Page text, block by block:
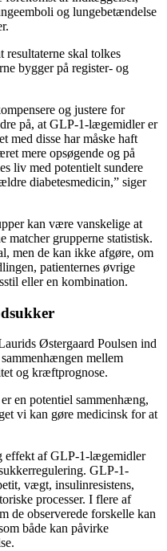
og lungebetændelse
resultaterne skal tolkes
bygger på register- og
og justere for
på, at GLP-1-lægemidler er
med disse har måske haft
mere opsøgende og på
liv med potentielt sundere
diabetesmedicin,” siger
kan være vanskelige at
matcher grupperne statistisk.
men de kan ikke afgøre, om
patienternes øvrige
eller en kombination.
Østergaard Poulsen ind
mellem
og kræftprognose.
en potentiel sammenhæng,
vi kan gøre medicinsk for at
effekt af GLP-1-lægemidler
GLP-1-
vægt, insulinresistens,
processer. I flere af
de observerede forskelle kan
både kan påvirke